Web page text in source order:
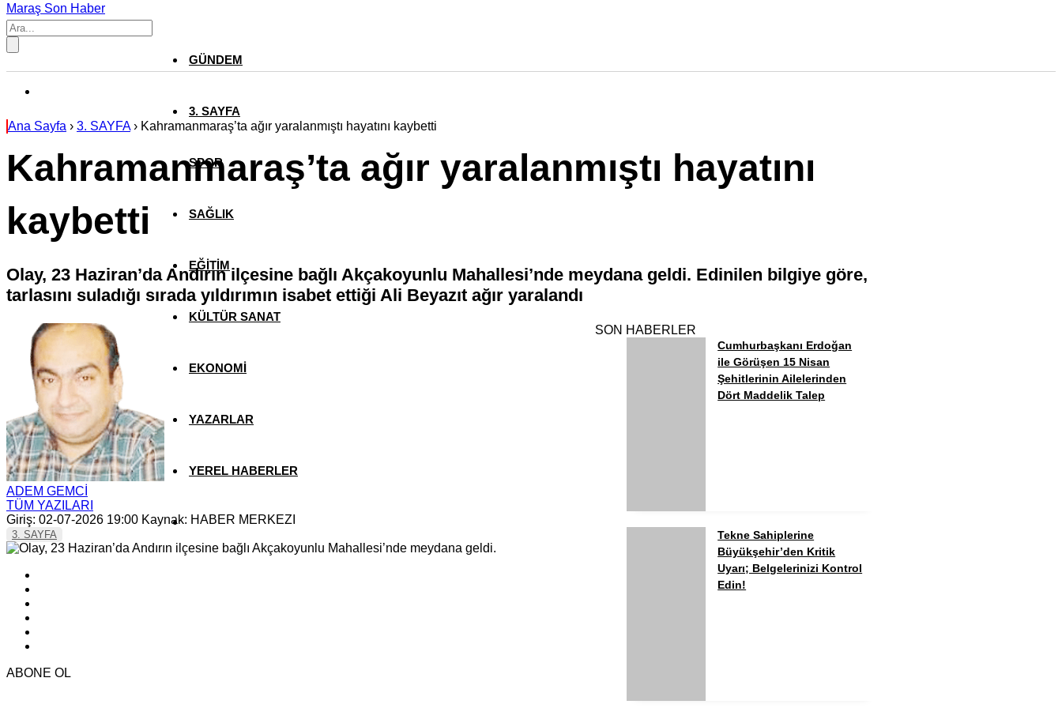
Maraş Son Haber
GÜNDEM
3. SAYFA
SPOR
SAĞLIK
EĞİTİM
KÜLTÜR SANAT
EKONOMİ
YAZARLAR
YEREL HABERLER
Ana Sayfa › 3. SAYFA› Kahramanmaraş’ta ağır yaralanmıştı hayatını kaybetti
Kahramanmaraş’ta ağır yaralanmıştı hayatını
kaybetti
Olay, 23 Haziran’da Andırın ilçesine bağlı Akçakoyunlu Mahallesi’nde meydana geldi. Edinilen bilgiye göre,
tarlasını suladığı sırada yıldırımın isabet ettiği Ali Beyazıt ağır yaralandı
ADEM GEMCİ
TÜM YAZILARI
Giriş: 02-07-2026 19:00 Kaynak: HABER MERKEZI
3. SAYFA
ABONE OL
SON HABERLER
Cumhurbaşkanı Erdoğan
ile Görüşen 15 Nisan
Şehitlerinin Ailelerinden
Dört Maddelik Talep
Tekne Sahiplerine
Büyükşehir’den Kritik
Uyarı; Belgelerinizi Kontrol
Edin!